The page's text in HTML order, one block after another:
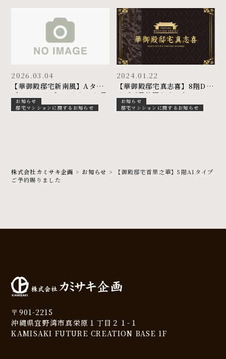
【華御殿邸宅新南風】Aタイ
プ・A1タイプは、それぞれ最
終1邸となりました。ご検討中
のお客様はお早めにお問い合
2026.03.04
お知らせ
邸宅マンションに関するお知らせ
【華御殿邸宅真志喜】8階Dタ
イプご予約賜りました
2024.01.22
お知らせ
邸宅マンションに関するお知らせ
株式会社カミサキ企画 > お知らせ >
【御殿邸宅首里之華】5階A1タイプ
ご予約賜りました
〒901-2215
沖縄県宜野湾市真栄原１丁目２１-１
KAMISAKI FUTURE CREATION BASE 1F